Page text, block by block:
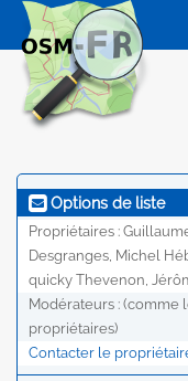
Options de liste
Propriétaires :
Desgranges, Michel
quicky Thevenon,
Modérateurs : (comme
propriétaires)
Contacter le